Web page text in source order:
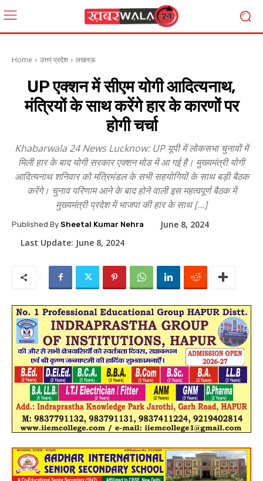
Home उत्तर प्रदेश लखनऊ
UP एक्शन में सीएम योगी आदित्यनाथ,
मंत्रियों के साथ करेंगे हार के कारणों पर
होगी चर्चा
Khabarwala 24 News Lucknow: UP यूपी में लोकसभा चुनावों में
मिली हार के बाद योगी सरकार एक्शन मोड में आ गई है। मुख्यमंत्री योगी
आदित्यनाथ शनिवार को मंत्रिमंडल के सभी सहयोगियों के साथ बड़ी बैठक
करेंगे। चुनाव परिणाम आने के बाद होने वाली इस महत्वपूर्ण बैठक में
मुख्यमंत्री प्रदेश में भाजपा की हार के साथ […]
Published By Sheetal Kumar Nehra
June 8, 2024
Last Update: June 8, 2024